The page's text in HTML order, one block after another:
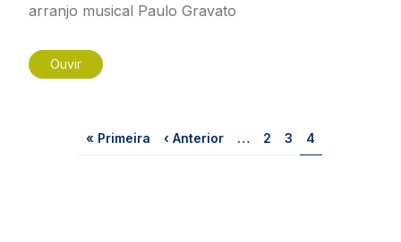
arranjo musical Paulo Gravato
Ouvir
Primeira página
« Primeira Página anterior
‹ Anterior … Página
2 Página
3 Página
4